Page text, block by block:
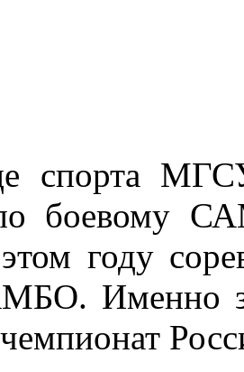
спорта
боевому
году
Именно